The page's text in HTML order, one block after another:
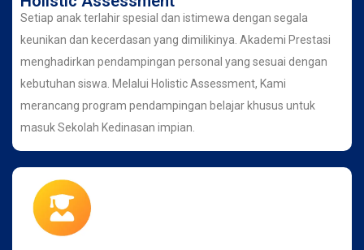
Setiap anak terlahir spesial dan istimewa dengan segala
keunikan dan kecerdasan yang dimilikinya. Akademi Prestasi
menghadirkan pendampingan personal yang sesuai dengan
kebutuhan siswa. Melalui Holistic Assessment, Kami
merancang program pendampingan belajar khusus untuk
masuk Sekolah Kedinasan impian.